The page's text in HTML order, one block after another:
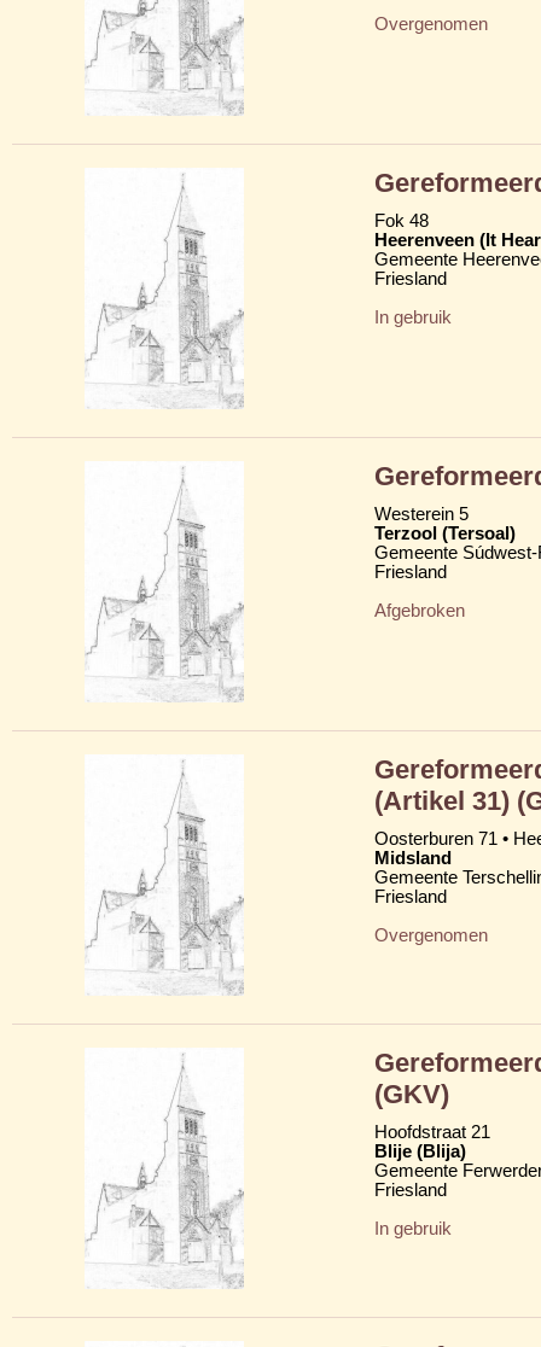
Overgenomen
Fok 48
Heerenveen (It
Gemeente
Friesland
In gebruik
Westerein 5
Terzool (Tersoal)
Gemeente
Friesland
Afgebroken
(Artikel 31)
Oosterburen 71 •
Midsland
Gemeente
Friesland
Overgenomen
(GKV)
Hoofdstraat 21
Blije (Blija)
Gemeente
Friesland
In gebruik